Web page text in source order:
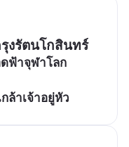
งรัตนโกสินทร์
ล้าเจ้าอยู่หัว